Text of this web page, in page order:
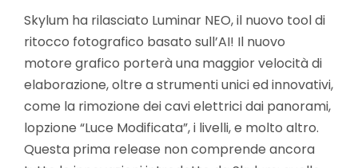
Skylum ha rilasciato Luminar NEO, il nuovo tool di
ritocco fotografico basato sull’AI! Il nuovo
motore grafico porterà una maggior velocità di
elaborazione, oltre a strumenti unici ed innovativi,
come la rimozione dei cavi elettrici dai panorami,
lopzione “Luce Modificata”, i livelli, e molto altro.
Questa prima release non comprende ancora